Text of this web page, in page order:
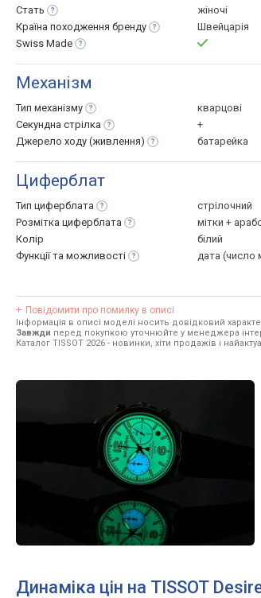
Стать
жіночі
Країна походження бренду
Швейцарія
Swiss Made
Механізм
Тип механізму
кварцові
Секундна стрілка
+
Джерело ходу (живлення) батарейка
Циферблат
Тип циферблата
стрілочний
Розмітка циферблата
мітки +
Колір
білий
Функції та можливості дата (число
Повідомити про помилку в описі
Інформація в описі моделі носить довідковий
Завжди перед покупкою уточнюйте у менеджера
Каталог TISSOT 2026 - новинки, хіти продажів і
Динаміка цін на TISSOT